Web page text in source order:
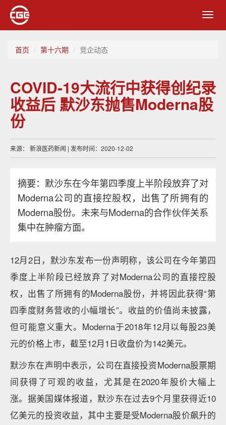
首页 第十六期 竞企动态
COVID-19大流行中获得创纪录
收益后 默沙东抛售Moderna股
份
来源： 新浪医药新闻 | 发布时间：2020-12-02
摘要：默沙东在今年第四季度上半阶段放弃了对
Moderna公司的直接控股权，出售了所拥有的
Moderna股份。未来与Moderna的合作伙伴关系
集中在肿瘤方面。
12月2日，默沙东发布一份声明称，该公司在今年第四
季度上半阶段已经放弃了对Moderna公司的直接控股
权，出售了所拥有的Moderna股份，并将因此获得“第
四季度财务营收的小幅增长”。收益的价值尚未披露，
但可能意义重大。Moderna于2018年12月以每股23美
元的价格上市，截至12月1日收盘价为142美元。
默沙东在声明中表示，公司在直接投资Moderna股票期
间获得了可观的收益，尤其是在2020年股价大幅上
涨。据美国媒体报道，默沙东在过去9个月里获得近10
亿美元的投资收益，其中主要是受Moderna股价飙升的